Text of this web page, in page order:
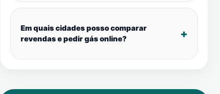
Em quais cidades posso comparar
revendas e pedir gás online?